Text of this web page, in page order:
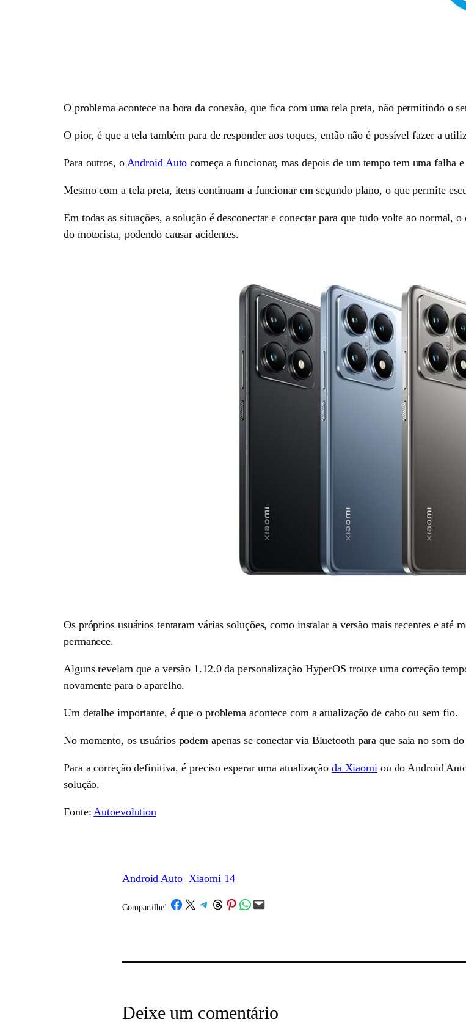
O problema acontece na hora da conexão, que fica com uma tela preta, não permitindo o
O pior, é que a tela também para de responder aos toques, então não é possível fazer a
Para outros, o Android Auto começa a funcionar, mas depois de um tempo tem uma falha
Mesmo com a tela preta, itens continuam a funcionar em segundo plano, o que permite
Em todas as situações, a solução é desconectar e conectar para que tudo volte ao normal,
do motorista, podendo causar acidentes.
Os próprios usuários tentaram várias soluções, como instalar a versão mais recentes e até
permanece.
Alguns revelam que a versão 1.12.0 da personalização HyperOS trouxe uma correção
novamente para o aparelho.
Um detalhe importante, é que o problema acontece com a atualização de cabo ou sem fio.
No momento, os usuários podem apenas se conectar via Bluetooth para que saia no som
Para a correção definitiva, é preciso esperar uma atualização da Xiaomi ou do Android
solução.
Fonte: Autoevolution
Android Auto Xiaomi 14
Compartilhe!/Share on Facebook
Share on X Share on Telegram
Share on Threads
Share on Pinterest
Share on WhatsApp
Email this Page
Deixe um comentário